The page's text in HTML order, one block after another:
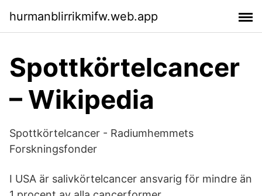
hurmanblirrikmifw.web.app
Spottkörtelcancer
– Wikipedia
Spottkörtelcancer - Radiumhemmets
Forskningsfonder
I USA är salivkörtelcancer ansvarig för mindre än